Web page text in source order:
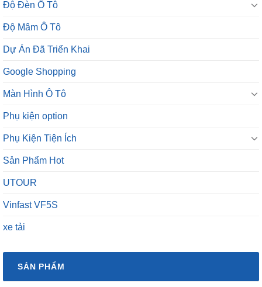
Độ Đèn Ô Tô
Độ Mâm Ô Tô
Dự Án Đã Triển Khai
Google Shopping
Màn Hình Ô Tô
Phụ kiện option
Phụ Kiện Tiện Ích
Sản Phẩm Hot
UTOUR
Vinfast VF5S
xe tải
SẢN PHẨM